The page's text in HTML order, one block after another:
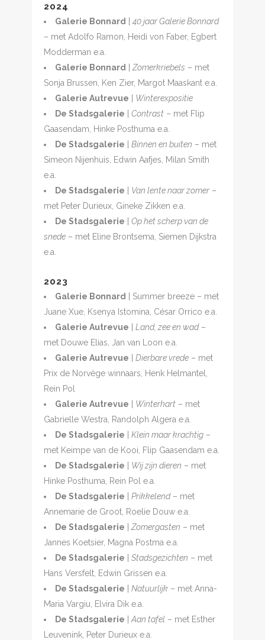
2024
Galerie Bonnard |40 jaar Galerie Bonnard
– met Adolfo Ramon, Heidi von Faber, Egbert
Modderman e.a.
Galerie Bonnard
Zomerkriebels – met
Sonja Brussen, Ken Zier, Margot Maaskant e.a.
Galerie Autrevue
Winterexpositie
De Stadsgalerie
Contrast – met Flip
Gaasendam, Hinke Posthuma e.a.
De Stadsgalerie
Binnen en buiten – met
Simeon Nijenhuis, Edwin Aafjes, Milan Smith
e.a.
De Stadsgalerie
Van lente naar zomer –
met Peter Durieux, Gineke Zikken e.a.
De Stadsgalerie
Op het scherp van de
snede – met Eline Brontsema, Siemen Dijkstra
e.a.
2023
Galerie Bonnard
| Summer breeze – met
Juane Xue, Ksenya Istomina, César Orrico e.a.
Galerie Autrevue
Land, zee en wad–
met Douwe Elias, Jan van Loon e.a.
Galerie Autrevue
Dierbare vrede – met
Prix de Norvège winnaars, Henk Helmantel,
Rein Pol
Galerie Autrevue
Winterhart – met
Gabrielle Westra, Randolph Algera e.a.
De Stadsgalerie
Klein maar krachtig –
met Keimpe van de Kooi, Flip Gaasendam e.a.
De Stadsgalerie
Wij zijn dieren – met
Hinke Posthuma, Rein Pol e.a.
De Stadsgalerie
Prikkelend– met
Annemarie de Groot, Roelie Douw e.a.
De Stadsgalerie
Zomergasten – met
Jannes Koetsier, Magna Postma e.a.
De Stadsgalerie
Stadsgezichten – met
Hans Versfelt, Edwin Grissen e.a.
De Stadsgalerie
Natuurlijk – met Anna-
Maria Vargiu, Elvira Dik e.a.
De Stadsgalerie
Aan tafel – met Esther
Leuvenink, Peter Durieux e.a.